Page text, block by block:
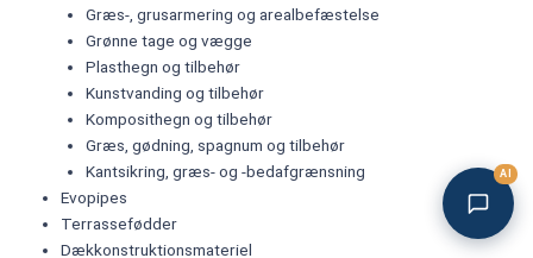
Græs-, grusarmering og arealbefæstelse
Grønne tage og vægge
Plasthegn og tilbehør
Kunstvanding og tilbehør
Komposithegn og tilbehør
Græs, gødning, spagnum og tilbehør
Kantsikring, græs- og -bedafgrænsning
Evopipes
Terrassefødder
Dækkonstruktionsmateriel
AI